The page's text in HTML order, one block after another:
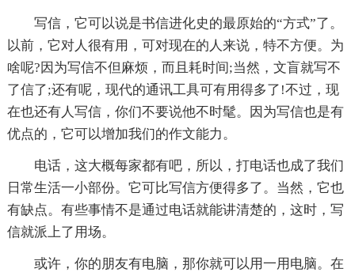
写信，它可以说是书信进化史的最原始的“方式”了。
以前，它对人很有用，可对现在的人来说，特不方便。为
啥呢?因为写信不但麻烦，而且耗时间;当然，文盲就写不
了信了;还有呢，现代的通讯工具可有用得多了!不过，现
在也还有人写信，你们不要说他不时髦。因为写信也是有
优点的，它可以增加我们的作文能力。
电话，这大概每家都有吧，所以，打电话也成了我们
日常生活一小部份。它可比写信方便得多了。当然，它也
有缺点。有些事情不是通过电话就能讲清楚的，这时，写
信就派上了用场。
或许，你的朋友有电脑，那你就可以用一用电脑。在